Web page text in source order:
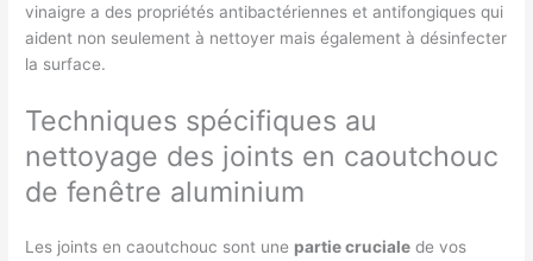
vinaigre a des propriétés antibactériennes et antifongiques qui
aident non seulement à nettoyer mais également à désinfecter
la surface.
Techniques spécifiques au
nettoyage des joints en caoutchouc
de fenêtre aluminium
Les joints en caoutchouc sont une partie cruciale de vos